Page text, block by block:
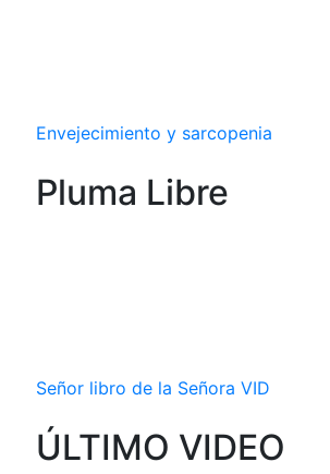
Envejecimiento y sarcopenia
Pluma Libre
Señor libro de la Señora VID
ÚLTIMO VIDEO